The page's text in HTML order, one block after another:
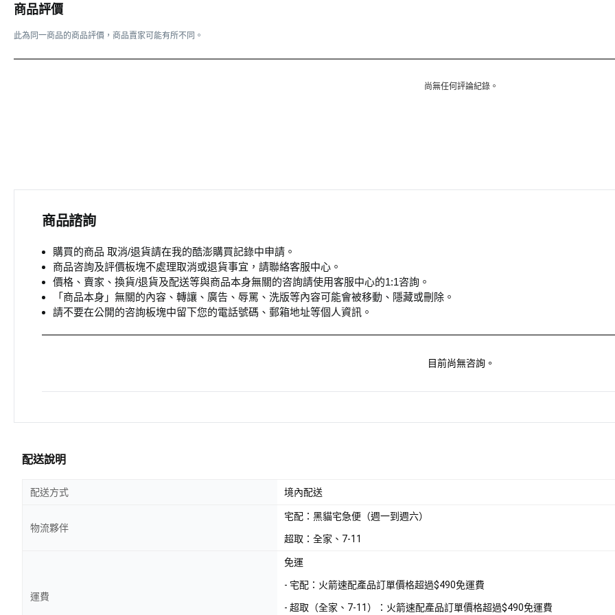
商品評價
此為同一商品的商品評價，商品賣家可能有所不同。
尚無任何評論紀錄。
商品諮詢
購買的商品 取消/退貨請在我的酷澎購買記錄中申請 。
商品咨詢及評價板塊不處理取消或退貨事宜，請聯絡客服中心。
價格、賣家、換貨/退貨及配送等與商品本身無關的咨詢請使用客服中心的1:1咨詢 。
「商品本身」無關的內容、轉讓、廣告、辱罵、洗版等內容可能會被移動、隱藏或刪除 。
請不要在公開的咨詢板塊中留下您的電話號碼、郵箱地址等個人資訊。
目前尚無咨詢。
配送說明
配送方式 境內配送
物流夥伴
宅配：黑貓宅急便（週一到週六）
超取：全家、7-11
運費
免運
- 宅配：火箭速配產品訂單價格超過$490免運費
- 超取（全家、7-11）：火箭速配產品訂單價格超過$490免運費